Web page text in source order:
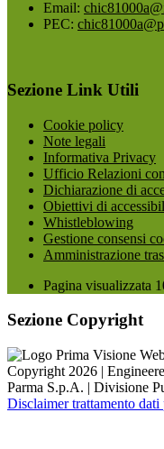
Email:
PEC:
Sezione Link Utili
Cookie policy
Note legali
Informativa Privacy
Ufficio Relazioni
Dichiarazione di
Obiettivi di
Whistleblowing
Gestione consensi
Amministrazione
Pagina visualizzata
Sezione Copyright
Copyright 2026 |
Parma S.p.A. | Divisione
Disclaimer trattamento dati